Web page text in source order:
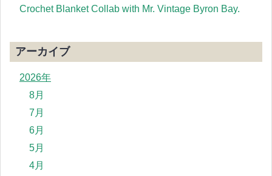
Crochet Blanket Collab with Mr. Vintage Byron Bay.
アーカイブ
2026年
8月
7月
6月
5月
4月